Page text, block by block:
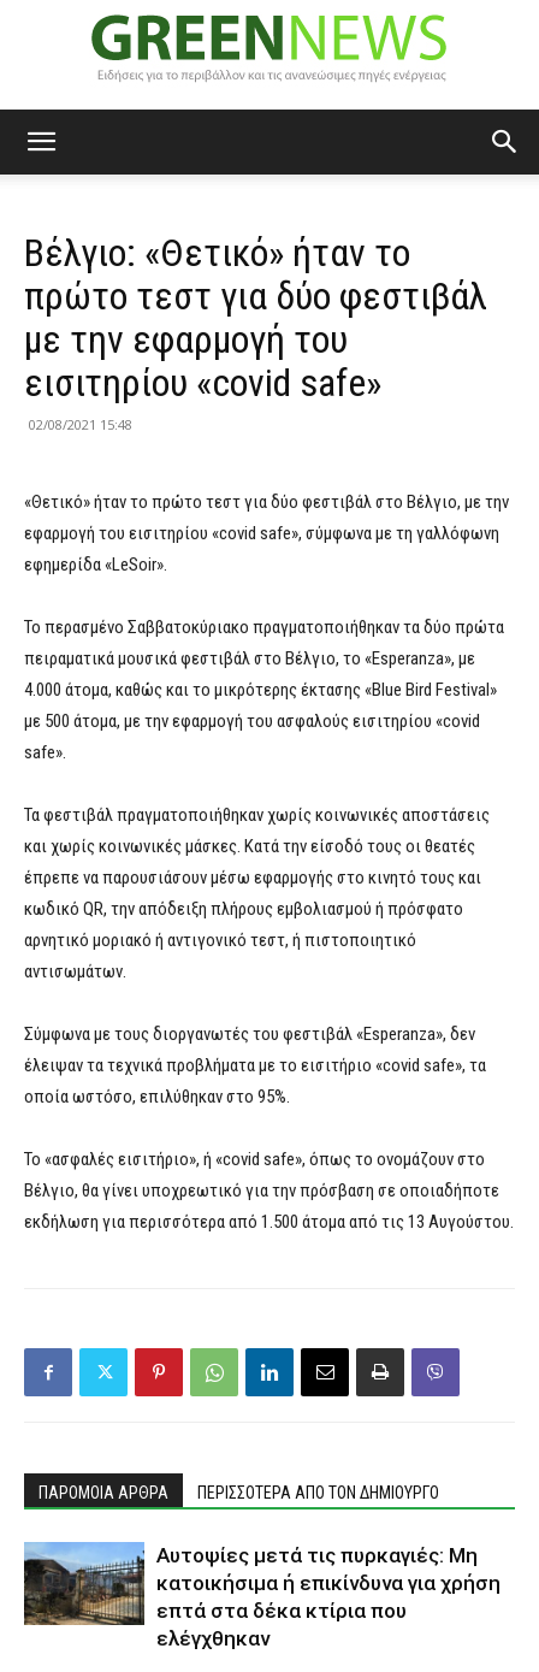
News
Βέλγιο: «Θετικό» ήταν το
πρώτο τεστ για δύο φεστιβάλ
με την εφαρμογή του
εισιτηρίου «covid safe»
02/08/2021 15:48
«Θετικό» ήταν το πρώτο τεστ για δύο φεστιβάλ στο Βέλγιο, με την
εφαρμογή του εισιτηρίου «covid safe», σύμφωνα με τη γαλλόφωνη
εφημερίδα «LeSoir».
Το περασμένο Σαββατοκύριακο πραγματοποιήθηκαν τα δύο πρώτα
πειραματικά μουσικά φεστιβάλ στο Βέλγιο, το «Esperanza», με
4.000 άτομα, καθώς και το μικρότερης έκτασης «Blue Bird Festival»
με 500 άτομα, με την εφαρμογή του ασφαλούς εισιτηρίου «covid
safe».
Τα φεστιβάλ πραγματοποιήθηκαν χωρίς κοινωνικές αποστάσεις
και χωρίς κοινωνικές μάσκες. Κατά την είσοδό τους οι θεατές
έπρεπε να παρουσιάσουν μέσω εφαρμογής στο κινητό τους και
κωδικό QR, την απόδειξη πλήρους εμβολιασμού ή πρόσφατο
αρνητικό μοριακό ή αντιγονικό τεστ, ή πιστοποιητικό
αντισωμάτων.
Σύμφωνα με τους διοργανωτές του φεστιβάλ «Esperanza», δεν
έλειψαν τα τεχνικά προβλήματα με το εισιτήριο «covid safe», τα
οποία ωστόσο, επιλύθηκαν στο 95%.
Το «ασφαλές εισιτήριο», ή «covid safe», όπως το ονομάζουν στο
Βέλγιο, θα γίνει υποχρεωτικό για την πρόσβαση σε οποιαδήποτε
εκδήλωση για περισσότερα από 1.500 άτομα από τις 13 Αυγούστου.
ΠΑΡΟΜΟΙΑ ΑΡΘΡΑ ΠΕΡΙΣΣΟΤΕΡΑ ΑΠΟ ΤΟΝ ΔΗΜΙΟΥΡΓΟ
Αυτοψίες μετά τις πυρκαγιές: Μη
κατοικήσιμα ή επικίνδυνα για χρήση
επτά στα δέκα κτίρια που
ελέγχθηκαν